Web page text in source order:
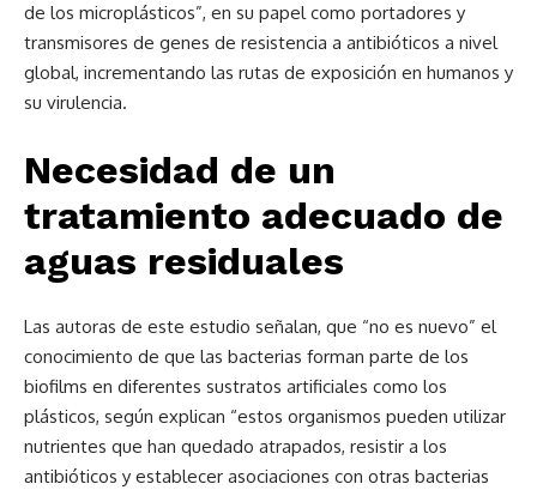
de los microplásticos”, en su papel como portadores y
transmisores de genes de resistencia a antibióticos a nivel
global, incrementando las rutas de exposición en humanos y
su virulencia.
Necesidad de un
tratamiento adecuado de
aguas residuales
Las autoras de este estudio señalan, que “no es nuevo” el
conocimiento de que las bacterias forman parte de los
biofilms en diferentes sustratos artificiales como los
plásticos, según explican “estos organismos pueden utilizar
nutrientes que han quedado atrapados, resistir a los
antibióticos y establecer asociaciones con otras bacterias